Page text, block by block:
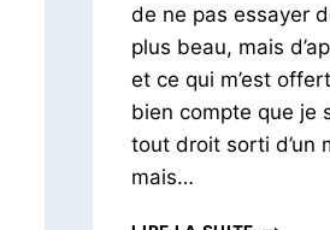
de ne pas essayer
plus beau, mais
et ce qui m’est
bien compte que je
tout droit sorti d’un
mais…
DEUX